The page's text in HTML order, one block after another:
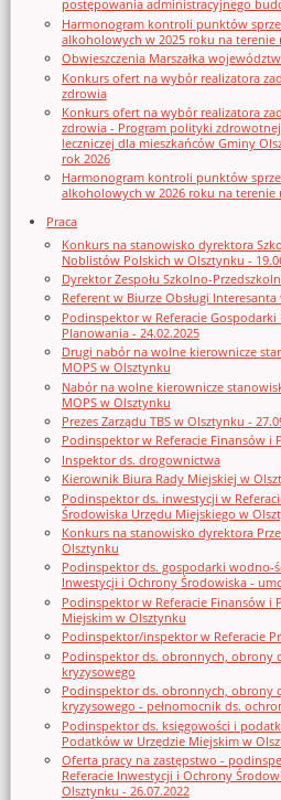
postępowania administracyjnego
Harmonogram kontroli punktów
alkoholowych w 2025 roku na terenie
Obwieszczenia Marszałka
Konkurs ofert na wybór realizatora
zdrowia
Konkurs ofert na wybór realizatora
zdrowia - Program polityki
leczniczej dla mieszkańców Gminy
rok 2026
Harmonogram kontroli punktów
alkoholowych w 2026 roku na terenie
Praca
Konkurs na stanowisko dyrektora
Noblistów Polskich w Olsztynku -
Dyrektor Zespołu Szkolno-
Referent w Biurze Obsługi
Podinspektor w Referacie
Planowania - 24.02.2025
Drugi nabór na wolne kierownicze
MOPS w Olsztynku
Nabór na wolne kierownicze
MOPS w Olsztynku
Prezes Zarządu TBS w Olsztynku -
Podinspektor w Referacie Finansów i
Inspektor ds. drogownictwa
Kierownik Biura Rady Miejskiej w
Podinspektor ds. inwestycji w
Środowiska Urzędu Miejskiego w
Konkurs na stanowisko dyrektora
Olsztynku
Podinspektor ds. gospodarki wodno-
Inwestycji i Ochrony Środowiska -
Podinspektor w Referacie Finansów i
Miejskim w Olsztynku
Podinspektor/inspektor w Referacie
Podinspektor ds. obronnych, obrony
kryzysowego
Podinspektor ds. obronnych, obrony
kryzysowego - pełnomocnik ds.
Podinspektor ds. księgowości i
Podatków w Urzędzie Miejskim w
Oferta pracy na zastępstwo -
Referacie Inwestycji i Ochrony
Olsztynku - 26.07.2022